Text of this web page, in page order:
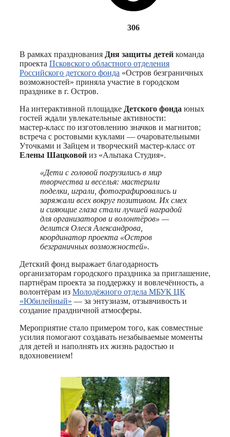
306
В рамках празднования Дня защиты детей команда
проекта Псковского областного отделения
Российского детского фонда «Остров безграничных
возможностей» приняла участие в городском
празднике в г. Остров.
На интерактивной площадке Детского фонда юных
гостей ждали увлекательные активности:
мастер‑класс по изготовлению значков и магнитов;
встреча с ростовыми куклами — очаровательными
Уточками и Зайцем и творческий мастер‑класс от
Елены Шацковой из «Альпака Студия».
«Дети с головой погрузились в мир
творчества и веселья: мастерили
поделки, играли, фотографировались и
заряжали всех вокруг позитивом. Их смех
и сияющие глаза стали лучшей наградой
для организаторов и волонтёров» —
делится Олеся Александрова,
координатор проекта «Остров
безграничных возможностей».
Детский фонд выражает благодарность
организаторам городского праздника за приглашение,
партнёрам проекта за поддержку и вовлечённость, а
волонтёрам из Молодёжного отдела МБУК ЦК
«Юбилейный» — за энтузиазм, отзывчивость и
создание праздничной атмосферы.
Мероприятие стало примером того, как совместные
усилия помогают создавать незабываемые моменты
для детей и наполнять их жизнь радостью и
вдохновением!